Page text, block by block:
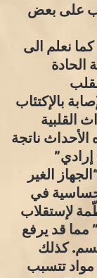
على بعض
نعلم الى
الحادة
بالإكتئاب
القلبية
ناتجة
الغير
في
لإستقلاب
مما قد يرفع
كذلك
تتسبب